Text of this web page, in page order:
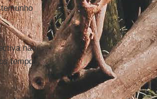
não
tempos,